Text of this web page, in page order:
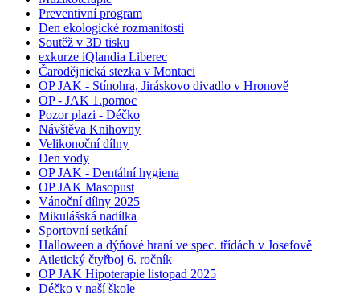
Preventivní program
Den ekologické rozmanitosti
Soutěž v 3D tisku
exkurze iQlandia Liberec
Čarodějnická stezka v Montaci
OP JAK - Stínohra, Jiráskovo divadlo v Hronově
OP - JAK 1.pomoc
Pozor plazi - Déčko
Návštěva Knihovny
Velikonoční dílny
Den vody
OP JAK - Dentální hygiena
OP JAK Masopust
Vánoční dílny 2025
Mikulášská nadílka
Sportovní setkání
Halloween a dýňové hraní ve spec. třídách v Josefově
Atletický čtyřboj 6. ročník
OP JAK Hipoterapie listopad 2025
Déčko v naší škole